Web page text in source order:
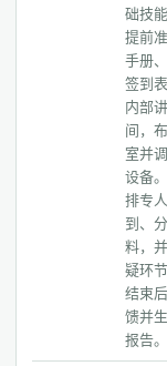
础技
提前
手册
签到
内部
间，
室并
设备
排专
到、
料，
疑环
结束
馈并
报告。